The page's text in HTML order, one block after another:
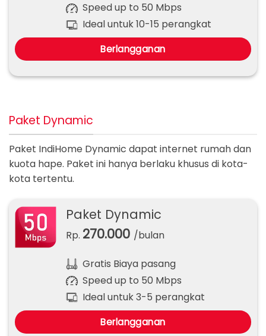
Speed up to 50 Mbps
Ideal untuk 10-15 perangkat
Berlangganan
Paket Dynamic
Paket IndiHome Dynamic dapat internet rumah dan
kuota hape. Paket ini hanya berlaku khusus di kota-
kota tertentu.
Paket Dynamic
Rp. 270.000 /bulan
Gratis Biaya pasang
Speed up to 50 Mbps
Ideal untuk 3-5 perangkat
Berlangganan